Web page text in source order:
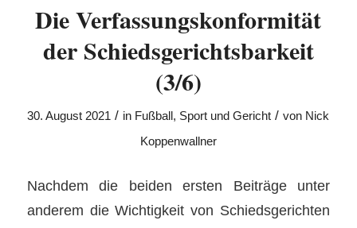
Die Verfassungskonformität
der Schiedsgerichtsbarkeit
(3/6)
30. August 2021 / in Fußball , Sport und Gericht / von Nick
Koppenwallner
Nachdem die beiden ersten Beiträge unter
anderem die Wichtigkeit von Schiedsgerichten